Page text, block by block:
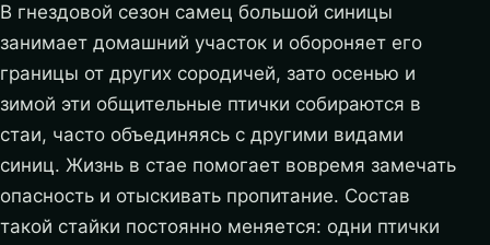
В гнездовой сезон самец большой синицы
занимает домашний участок и обороняет его
границы от других сородичей, зато осенью и
зимой эти общительные птички собираются в
стаи, часто объединяясь с другими видами
синиц. Жизнь в стае помогает вовремя замечать
опасность и отыскивать пропитание. Состав
такой стайки постоянно меняется: одни птички